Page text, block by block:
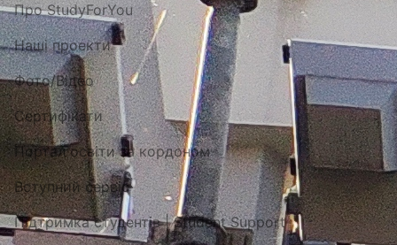
Про StudyForYou
Наші проекти
Фото/Відео
Сертифікати
Портал освіти за кордоном
Вступний сервіс
Підтримка студентів | Student Support